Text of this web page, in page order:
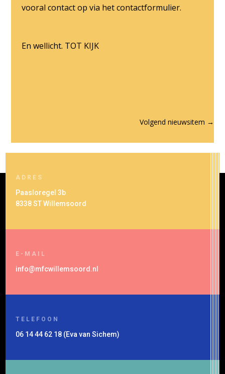
vooral contact op via het contactformulier.
En wellicht. TOT KIJK
Volgend nieuwsitem →
ADRES
Paasloregel 3b
8338 ST Willemsoord
E-MAIL
info@mfcwillemsoord.nl
TELEFOON
06 14 44 62 18 (Eva van Sichem)